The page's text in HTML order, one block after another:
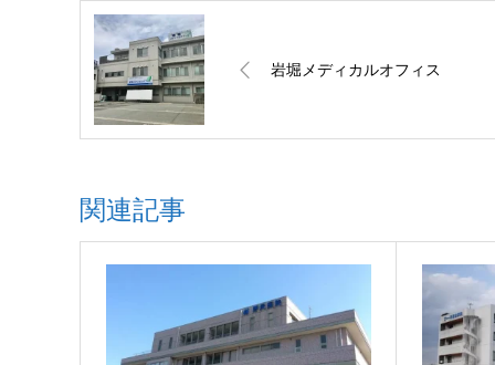
岩堀メディカルオフィス
関連記事